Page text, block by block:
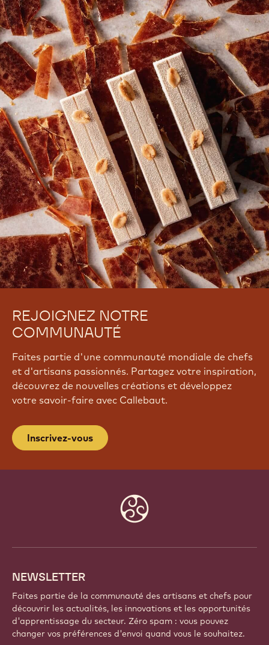
REJOIGNEZ NOTRE
COMMUNAUTÉ
Faites partie d'une communauté mondiale de chefs
et d'artisans passionnés. Partagez votre inspiration,
découvrez de nouvelles créations et développez
votre savoir-faire avec Callebaut.
Inscrivez-vous
NEWSLETTER
Faites partie de la communauté des artisans et chefs pour
découvrir les actualités, les innovations et les opportunités
d'apprentissage du secteur. Zéro spam : vous pouvez
changer vos préférences d'envoi quand vous le souhaitez.